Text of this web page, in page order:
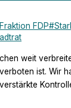
Fraktion
weit
ist. Wir